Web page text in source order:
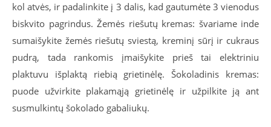
kol atvės, ir padalinkite į 3 dalis, kad gautumėte 3 vienodus
biskvito pagrindus. Žemės riešutų kremas: švariame inde
sumaišykite žemės riešutų sviestą, kreminį sūrį ir cukraus
pudrą, tada rankomis įmaišykite prieš tai elektriniu
plaktuvu išplaktą riebią grietinėlę. Šokoladinis kremas:
puode užvirkite plakamąją grietinėlę ir užpilkite ją ant
susmulkintų šokolado gabaliukų.